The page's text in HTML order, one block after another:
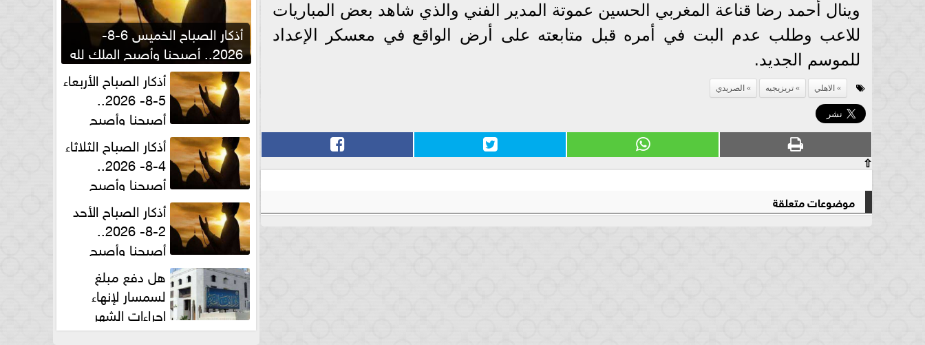
وينال أحمد رضا قناعة المغربي الحسين عموتة المدير الفني والذي شاهد بعض المباريات
للاعب وطلب عدم البت في أمره قبل متابعته على أرض الواقع في معسكر الإعداد
للموسم الجديد.
الاهلي تريزيجيه الصريدي
⇧
موضوعات متعلقة
أذكار الصباح الخميس 6-8-
2026.. أصبحنا وأصبح الملك لله
والحمد لله
أذكار الصباح الأربعاء
5-8- 2026..
أصبحنا وأصبح
الملك لله والحمد للهأذكار الصباح الثلاثاء
4-8- 2026..
أصبحنا وأصبح
الملك لله والحمد للهأذكار الصباح الأحد
2-8- 2026..
أصبحنا وأصبح
الملك لله والحمد للههل دفع مبلغ
لسمسار لإنهاء
إجراءات الشهر
العقارى حلال؟.. أمين الفتوى يجيب